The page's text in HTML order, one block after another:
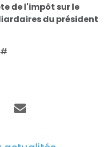
de l'impôt sur le
du président